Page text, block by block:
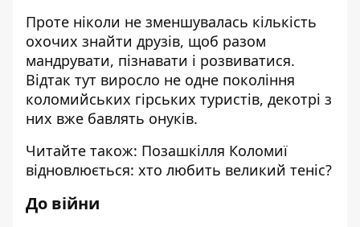
Проте ніколи не зменшувалась кількість
охочих знайти друзів, щоб разом
мандрувати, пізнавати і розвиватися.
Відтак тут виросло не одне покоління
коломийських гірських туристів, декотрі з
них вже бавлять онуків.
Читайте також: Позашкілля Коломиї
відновлюється: хто любить великий теніс?
До війни